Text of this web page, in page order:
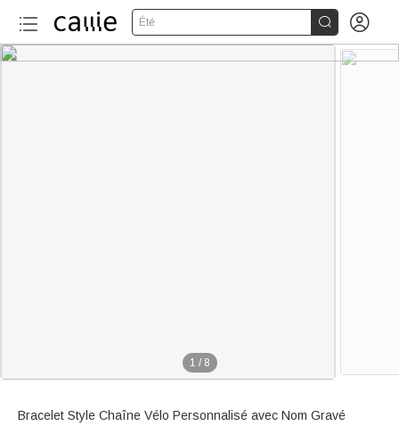
Été  
1 / 8
Bracelet Style Chaîne Vélo Personnalisé avec Nom Gravé